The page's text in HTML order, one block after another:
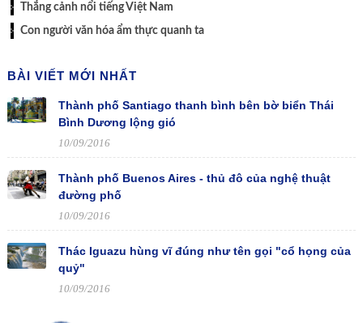
Thắng cảnh nổi tiếng Việt Nam
Con người văn hóa ẩm thực quanh ta
BÀI VIẾT MỚI NHẤT
Thành phố Santiago thanh bình bên bờ biển Thái
Bình Dương lộng gió
10/09/2016
Thành phố Buenos Aires - thủ đô của nghệ thuật
đường phố
10/09/2016
Thác Iguazu hùng vĩ đúng như tên gọi "cổ họng của
quỷ"
10/09/2016